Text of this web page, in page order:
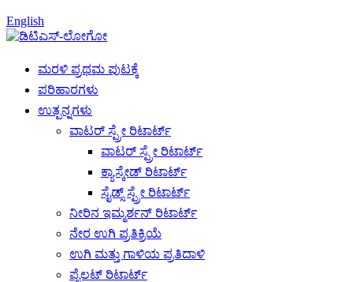
English
ಮರಳಿ ಪ್ರಥಮ ಪುಟಕ್ಕೆ
ಪರಿಹಾರಗಳು
ಉತ್ಪನ್ನಗಳು
ವಾಟರ್ ಸ್ಪ್ರೇ ರಿಟಾರ್ಟ್
ವಾಟರ್ ಸ್ಪ್ರೇ ರಿಟಾರ್ಟ್
ಕ್ಯಾಸ್ಕೇಡ್ ರಿಟಾರ್ಟ್
ಸೈಡ್ಸ್ ಸ್ಪ್ರೇ ರಿಟಾರ್ಟ್
ನೀರಿನ ಇಮ್ಮರ್ಶನ್ ರಿಟಾರ್ಟ್
ನೇರ ಉಗಿ ಪ್ರತಿಕ್ರಿಯೆ
ಉಗಿ ಮತ್ತು ಗಾಳಿಯ ಪ್ರತಿದಾಳಿ
ಪೈಲಟ್ ರಿಟಾರ್ಟ್